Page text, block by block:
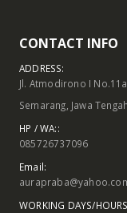
CONTACT INFO
ADDRESS:
Jl. Atmodirono I
Semarang, Jawa
HP / WA::
085726737096
Email:
WORKING DAYS/